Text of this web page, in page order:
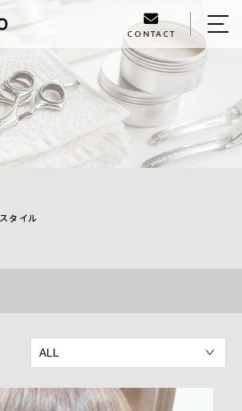
CONTACT
スタイル
ABOUT US
STYLE
ACCESS